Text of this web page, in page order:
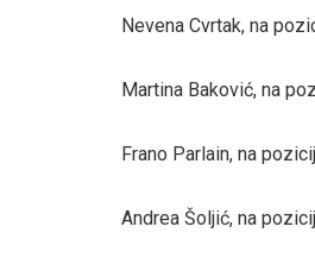
Nevena Cvrtak, na
Martina Baković, na
Frano Parlain, na
Andrea Šoljić, na